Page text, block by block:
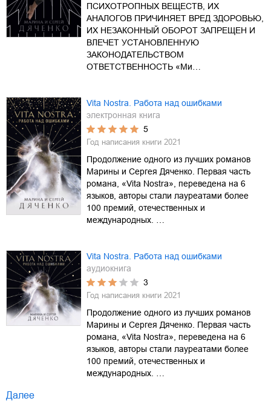
ПСИХОТРОПНЫХ ВЕЩЕСТВ, ИХ
АНАЛОГОВ ПРИЧИНЯЕТ ВРЕД ЗДОРОВЬЮ,
ИХ НЕЗАКОННЫЙ ОБОРОТ ЗАПРЕЩЕН И
ВЛЕЧЕТ УСТАНОВЛЕННУЮ
ЗАКОНОДАТЕЛЬСТВОМ
ОТВЕТСТВЕННОСТЬ «Ми…
Vita Nostra. Работа над ошибками
электронная книга
5
Год написания книги 2021
Продолжение одного из лучших романов
Марины и Сергея Дяченко. Первая часть
романа, «Vita Nostra», переведена на 6
языков, авторы стали лауреатами более
100 премий, отечественных и
международных. …
Vita Nostra. Работа над ошибками
аудиокнига
3
Год написания книги 2021
Продолжение одного из лучших романов
Марины и Сергея Дяченко. Первая часть
романа, «Vita Nostra», переведена на 6
языков, авторы стали лауреатами более
100 премий, отечественных и
международных. …
Далее